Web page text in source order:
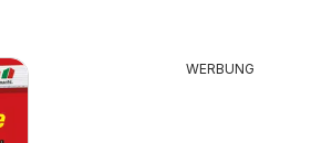
WERBUNG